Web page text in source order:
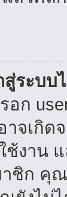
ระบบ
ก
เกิด
ช้งาน
ชิก คุ